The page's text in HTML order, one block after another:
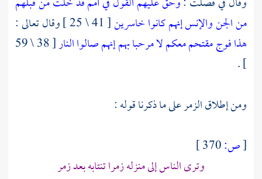
من الجن والإنس إنهم كانوا خاسرين[ 41 \ 25 ] وقال تعالى :
هذا فوج مقتحم معكم لا مرحبا بهم إنهم صالوا النار
[ 38 \ 59
] .
ومن إطلاق الزمر على ما ذكرنا قوله :
[ص:
وترى الناس إلى منزله زمرا تنتابه بعد زمر